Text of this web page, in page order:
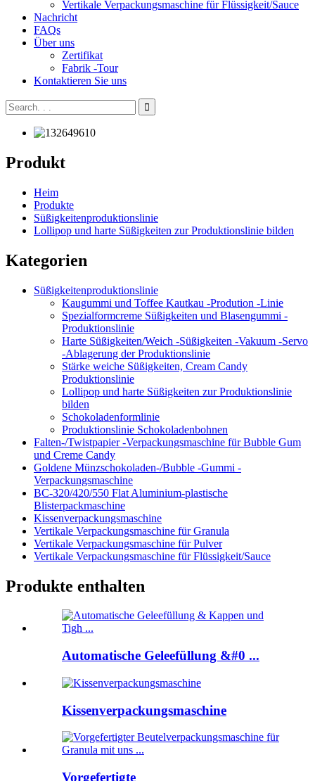
Vertikale Verpackungsmaschine für Flüssigkeit/Sauce
Nachricht
FAQs
Über uns
Zertifikat
Fabrik -Tour
Kontaktieren Sie uns
Produkt
Heim
Produkte
Süßigkeitenproduktionslinie
Lollipop und harte Süßigkeiten zur Produktionslinie bilden
Kategorien
Süßigkeitenproduktionslinie
Kaugummi und Toffee Kautkau -Prodution -Linie
Spezialformcreme Süßigkeiten und Blasengummi -
Produktionslinie
Harte Süßigkeiten/Weich -Süßigkeiten -Vakuum -Servo
-Ablagerung der Produktionslinie
Stärke weiche Süßigkeiten, Cream Candy
Produktionslinie
Lollipop und harte Süßigkeiten zur Produktionslinie
bilden
Schokoladenformlinie
Produktionslinie Schokoladenbohnen
Falten-/Twistpapier -Verpackungsmaschine für Bubble Gum
und Creme Candy
Goldene Münzschokoladen-/Bubble -Gummi -
Verpackungsmaschine
BC-320/420/550 Flat Aluminium-plastische
Blisterpackmaschine
Kissenverpackungsmaschine
Vertikale Verpackungsmaschine für Granula
Vertikale Verpackungsmaschine für Pulver
Vertikale Verpackungsmaschine für Flüssigkeit/Sauce
Produkte enthalten
Automatische Geleefüllung &#0 ...
Kissenverpackungsmaschine
Vorgefertigte